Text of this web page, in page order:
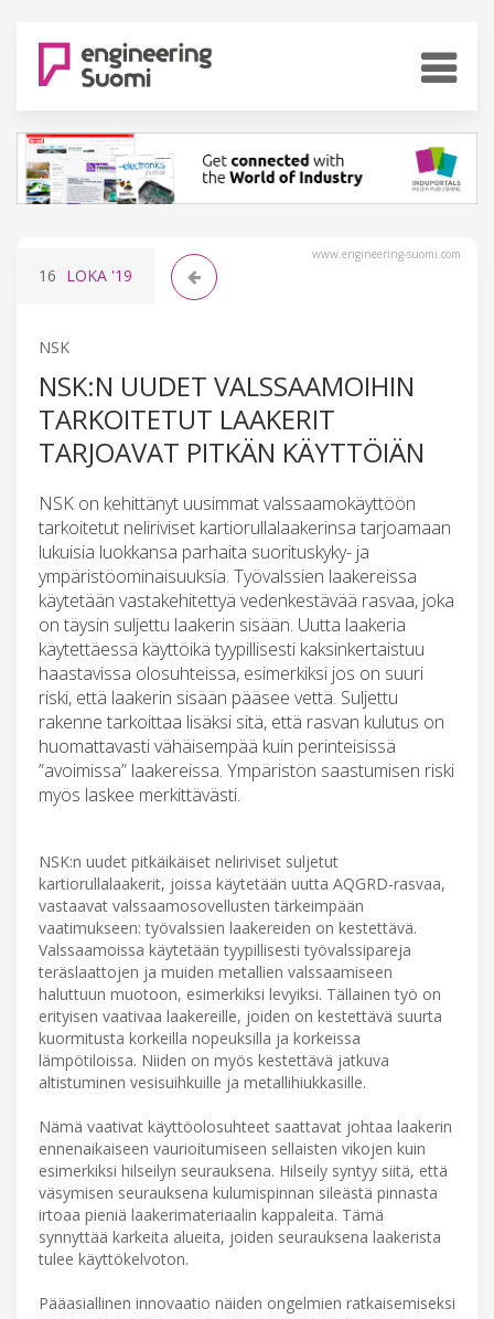
www.engineering-suomi.com
16 LOKA '19
NSK
NSK:N UUDET VALSSAAMOIHIN
TARKOITETUT LAAKERIT
TARJOAVAT PITKÄN KÄYTTÖIÄN
NSK on kehittänyt uusimmat valssaamokäyttöön
tarkoitetut neliriviset kartiorullalaakerinsa tarjoamaan
lukuisia luokkansa parhaita suorituskyky- ja
ympäristöominaisuuksia. Työvalssien laakereissa
käytetään vastakehitettyä vedenkestävää rasvaa, joka
on täysin suljettu laakerin sisään. Uutta laakeria
käytettäessä käyttöikä tyypillisesti kaksinkertaistuu
haastavissa olosuhteissa, esimerkiksi jos on suuri
riski, että laakerin sisään pääsee vettä. Suljettu
rakenne tarkoittaa lisäksi sitä, että rasvan kulutus on
huomattavasti vähäisempää kuin perinteisissä
”avoimissa” laakereissa. Ympäristön saastumisen riski
myös laskee merkittävästi.
NSK:n uudet pitkäikäiset neliriviset suljetut
kartiorullalaakerit, joissa käytetään uutta AQGRD-rasvaa,
vastaavat valssaamosovellusten tärkeimpään
vaatimukseen: työvalssien laakereiden on kestettävä.
Valssaamoissa käytetään tyypillisesti työvalssipareja
teräslaattojen ja muiden metallien valssaamiseen
haluttuun muotoon, esimerkiksi levyiksi. Tällainen työ on
erityisen vaativaa laakereille, joiden on kestettävä suurta
kuormitusta korkeilla nopeuksilla ja korkeissa
lämpötiloissa. Niiden on myös kestettävä jatkuva
altistuminen vesisuihkuille ja metallihiukkasille.
Nämä vaativat käyttöolosuhteet saattavat johtaa laakerin
ennenaikaiseen vaurioitumiseen sellaisten vikojen kuin
esimerkiksi hilseilyn seurauksena. Hilseily syntyy siitä, että
väsymisen seurauksena kulumispinnan sileästä pinnasta
irtoaa pieniä laakerimateriaalin kappaleita. Tämä
synnyttää karkeita alueita, joiden seurauksena laakerista
tulee käyttökelvoton.
Pääasiallinen innovaatio näiden ongelmien ratkaisemiseksi